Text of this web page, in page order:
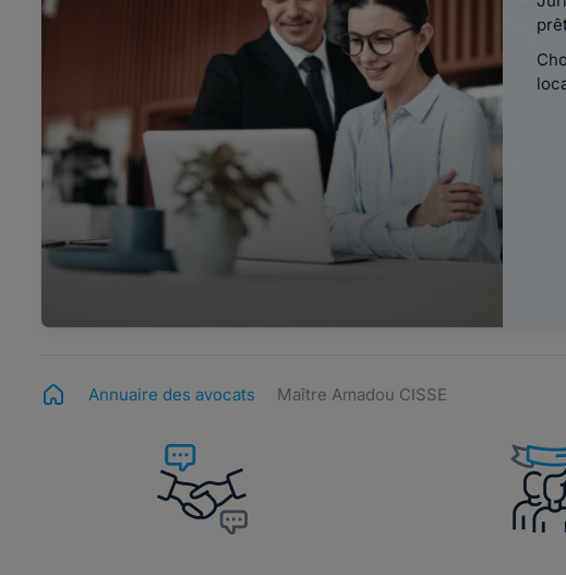
Annuaire des avocats Maître Amadou CISSE